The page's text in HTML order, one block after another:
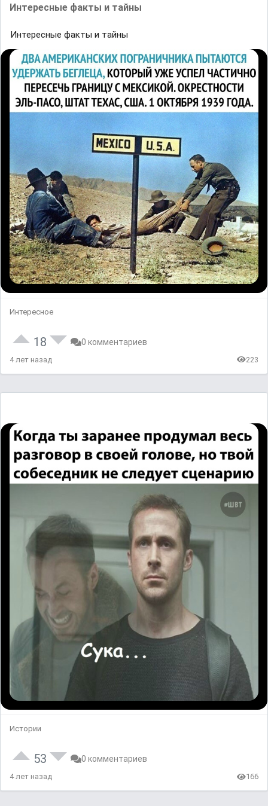
Интересные факты и тайны
Интересные факты и тайны
Интересное
18 0 комментариев
4 лет назад 223
Истории
53 0 комментариев
4 лет назад 166